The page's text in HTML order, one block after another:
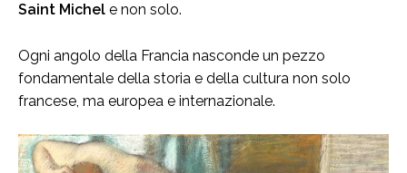
Saint Michel e non solo.
Ogni angolo della Francia nasconde un pezzo
fondamentale della storia e della cultura non solo
francese, ma europea e internazionale.